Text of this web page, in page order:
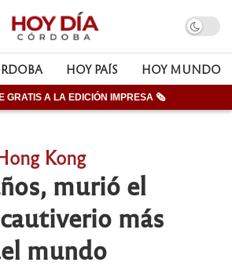
HOY PAÍS HOY MUNDO
GRATIS A LA EDICIÓN IMPRESA 🗞
Kong
murió el
más
mundo